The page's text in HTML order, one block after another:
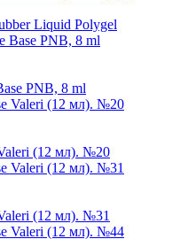
Liquid Polygel
PNB, 8 ml
(12 мл). №20
(12 мл). №31